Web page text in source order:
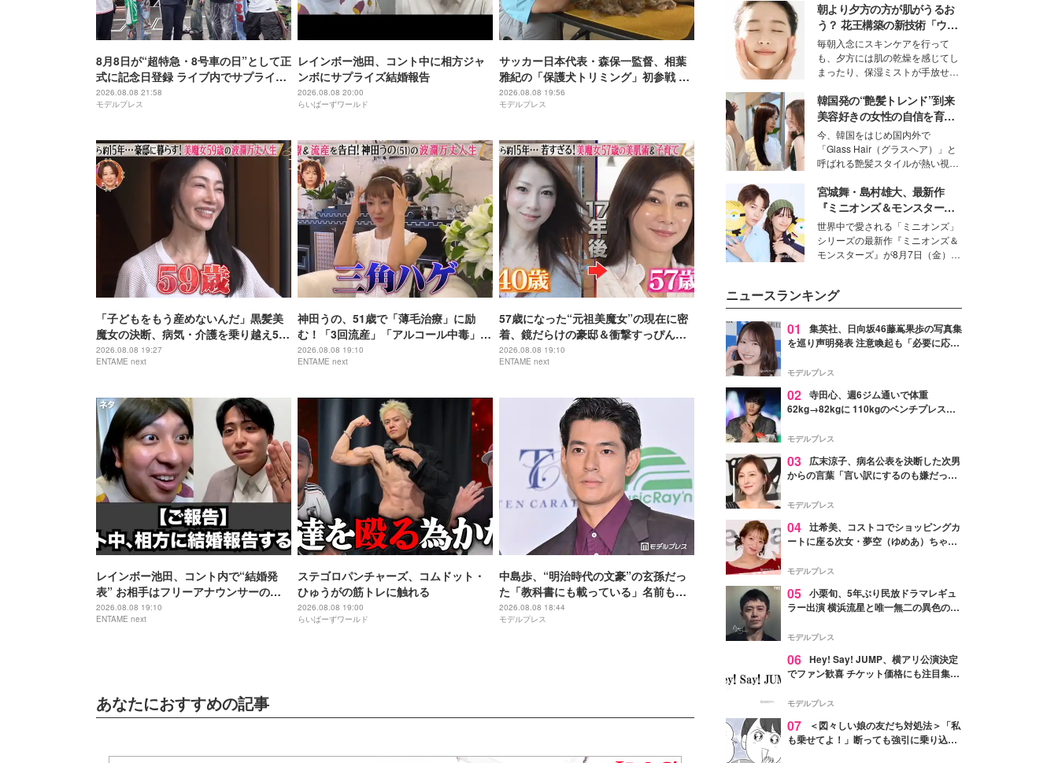
8月8日が“超特急・8号車の日”として正
式に記念日登録 ライブ内でサプライズ
発表
2026.08.08 21:58
モデルプレス
レインボー池田、コント中に相方ジャ
ンボにサプライズ結婚報告
2026.08.08 20:00
らいばーずワールド
サッカー日本代表・森保一監督、相葉
雅紀の「保護犬トリミング」初参戦 ド
リームチームで心込めて挑む【24時間
テレビ49】
2026.08.08 19:56
モデルプレス
「子どもをもう産めないんだ」黒髪美
魔女の決断、病気・介護を乗り越え56
歳で“おばあちゃん”に
2026.08.08 19:27
ENTAME next
神田うの、51歳で「薄毛治療」に励
む！「3回流産」「アルコール中毒」自
身の過去を赤裸々告白
2026.08.08 19:10
ENTAME next
57歳になった“元祖美魔女”の現在に密
着、鏡だらけの豪邸＆衝撃すっぴん姿
を披露
2026.08.08 19:10
ENTAME next
レインボー池田、コント内で“結婚発
表” お相手はフリーアナウンサーの佐
藤佳奈
2026.08.08 19:10
ENTAME next
ステゴロパンチャーズ、コムドット・
ひゅうがの筋トレに触れる
2026.08.08 19:00
らいばーずワールド
中島歩、“明治時代の文豪”の玄孫だっ
た「教科書にも載っている」名前も先
祖に由来
2026.08.08 18:44
モデルプレス
あなたにおすすめの記事
モデル・愛甲ひかりさんと橋下美
好さんを迎えて本音で女子会トー
ク。猛暑のお出かけを快適に過ご
すヒントや、2人が感動した夏の
生理の新常識にも迫りました。
朝より夕方の方が肌がうるお
う？ 花王構築の新技術「ウォ
ーターキャプチャリングスキ
ン（捕水肌）」がスキンケア
の常識を変える予感
毎朝入念にスキンケアを行って
も、夕方には肌の乾燥を感じてし
まったり、保湿ミストが手放せな
な美容の常識を大きく変える可能
性を秘めた、革新的な「Water
Capturing Skin（ウォーターキャ
プチャリングスキン：捕水肌）」
技術を、花王が構築した。
韓国発の“艶髪トレンド”到来
美容好きの女性の自信を育む
「ヘアケア事情」って？
今、韓国をはじめ国内外で
「Glass Hair（グラスヘア）」と
呼ばれる艶髪スタイルが熱い視線
ションの完成度を高めるベースと
して、“髪そのものの美しさ”に改
めて注目する人が増えている様
子。今回は、そんな憧れの艶やか
な髪を日常で叶える、美容好きの
女性たちのヘアケア事情を紹介し
宮城舞・島村雄大、最新作
『ミニオンズ＆モンスター
ズ』の魅力熱弁 ハチャメチャ
だけじゃない“友情と絆”に感
動
世界中で愛される「ミニオンズ」
シリーズの最新作『ミニオンズ＆
モンスターズ』が8月7日（金）に
デルの宮城舞と島村雄大の特別対
談をお届け！それぞれの視点か
ら、今作ならではの魅力や予想外
の感動をもたらす奥深いストーリ
た。
ニュースランキング
01
集英社、日向坂46藤嶌果歩の写真集
を巡り声明発表 注意喚起も「必要に応じ
モデルプレス
02 寺田心、週6ジム通いで体重
62kg→82kgに 110kgのベンチプレス持
「かっこいい」と反響
モデルプレス
03
広末涼子、病名公表を決断した次男
からの言葉「言い訳にするのも嫌だっ
モデルプレス
04 辻希美、コストコでショッピングカ
ートに座る次女・夢空（ゆめあ）ちゃん
ぎ」「成長を感じる」の声
モデルプレス
05 小栗旬、5年ぶり民放ドラマレギュ
ラー出演 横浜流星と唯一無二の異色のバ
モデルプレス
06 Hey! Say! JUMP、横アリ公演決定
でファン歓喜 チケット価格にも注目集ま
モデルプレス
07
＜図々しい娘の友だち対処法＞「私
も乗せてよ！」断っても強引に乗り込ん